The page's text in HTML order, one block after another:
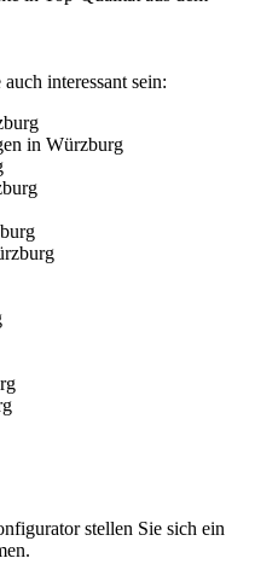
interessant sein:
in Würzburg
stellen Sie sich ein